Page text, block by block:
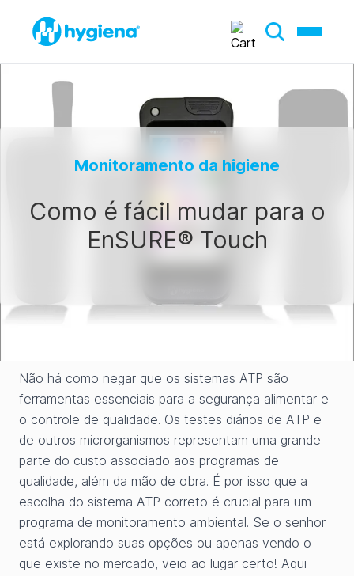
Monitoramento da higiene
Como é fácil mudar para o
EnSURE® Touch
Não há como negar que os sistemas ATP são
ferramentas essenciais para a segurança alimentar e
o controle de qualidade. Os testes diários de ATP e
de outros microrganismos representam uma grande
parte do custo associado aos programas de
qualidade, além da mão de obra. É por isso que a
escolha do sistema ATP correto é crucial para um
programa de monitoramento ambiental. Se o senhor
está explorando suas opções ou apenas vendo o
que existe no mercado, veio ao lugar certo! Aqui